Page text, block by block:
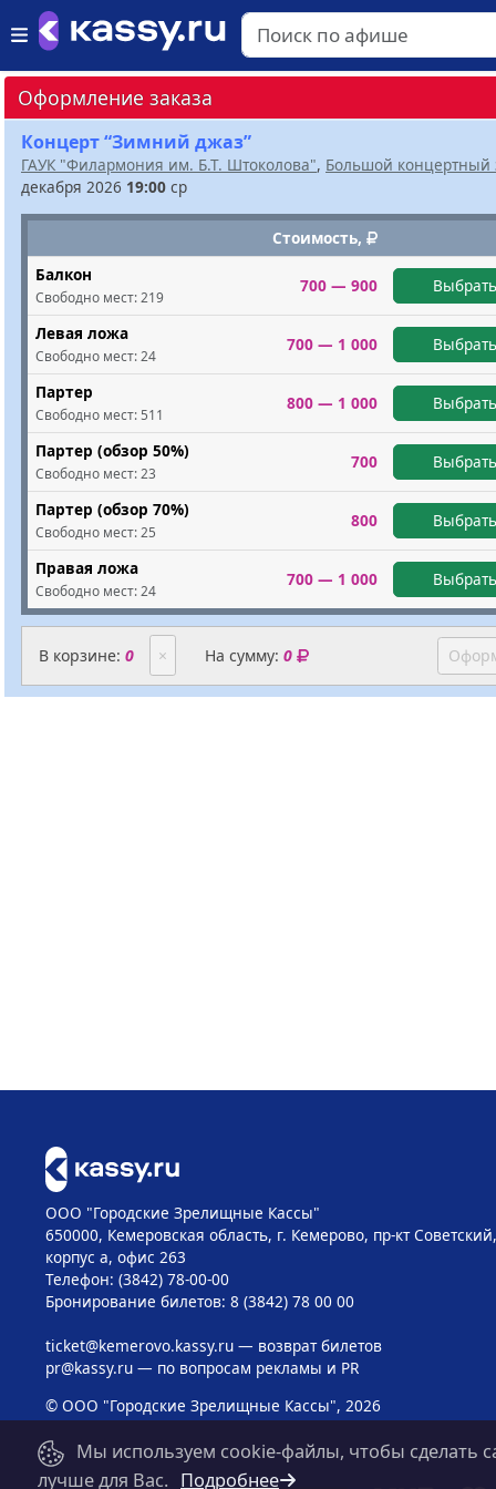
Оформление заказа
Концерт “Зимний джаз”
ГАУК "Филармония им. Б.Т. Штоколова", Большой концертный
декабря 2026 19:00 ср
Стоимость,
Балкон
Свободно мест: 219
700 — 900
Левая ложа
Свободно мест: 24
700 — 1 000
Партер
Свободно мест: 511
800 — 1 000
Партер (обзор 50%)
Свободно мест: 23
700
Партер (обзор 70%)
Свободно мест: 25
800
Правая ложа
Свободно мест: 24
700 — 1 000
В корзине: 0 × На сумму:0
ООО "Городские Зрелищные Кассы"
650000, Кемеровская область, г. Кемерово, пр-кт
корпус а, офис 263
Телефон: (3842) 78-00-00
Бронирование билетов: 8 (3842) 78 00 00
ticket@kemerovo.kassy.ru— возврат билетов
pr@kassy.ru— по вопросам рекламы и PR
© ООО "Городские Зрелищные Кассы", 2026
Мы используем cookie-файлы, чтобы сделать
лучше для Вас. Подробнее